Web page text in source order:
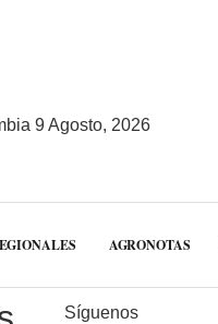
9 Agosto, 2026
AGRONOTAS
Síguenos